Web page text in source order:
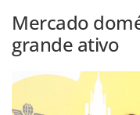
Mercado
grande ativo